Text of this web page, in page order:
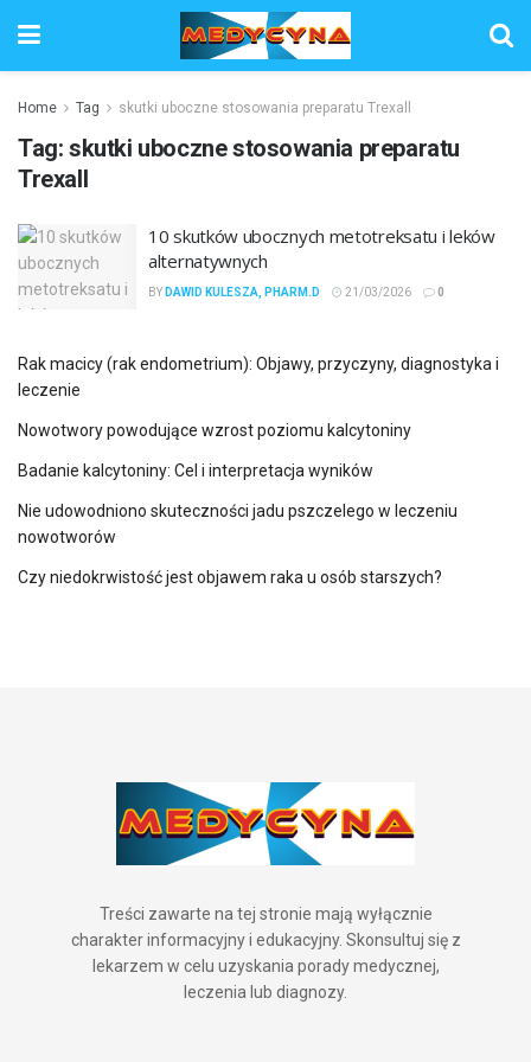
Home Tag skutki uboczne stosowania preparatu Trexall
Tag: skutki uboczne stosowania preparatu
Trexall
10 skutków ubocznych metotreksatu i leków
alternatywnych
BY DAWID KULESZA, PHARM.D 21/03/2026 0
Rak macicy (rak endometrium): Objawy, przyczyny, diagnostyka i
leczenie
Nowotwory powodujące wzrost poziomu kalcytoniny
Badanie kalcytoniny: Cel i interpretacja wyników
Nie udowodniono skuteczności jadu pszczelego w leczeniu
nowotworów
Czy niedokrwistość jest objawem raka u osób starszych?
Treści zawarte na tej stronie mają wyłącznie
charakter informacyjny i edukacyjny. Skonsultuj się z
lekarzem w celu uzyskania porady medycznej,
leczenia lub diagnozy.